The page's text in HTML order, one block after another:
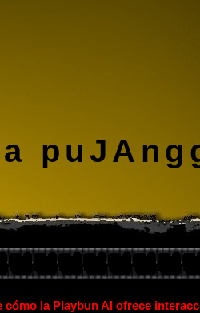
cómo la Playbun AI ofrece